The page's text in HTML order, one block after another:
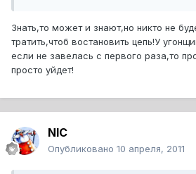
Знать,то может и знают,но никто не
тратить,чтоб востановить цепь!У
если не завелась с первого раза,то
просто уйдет!
NIC
Опубликовано 10 апреля, 2011